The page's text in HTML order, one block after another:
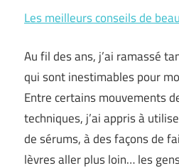
Les meilleurs conseils de
Au fil des ans, j’ai ramassé
qui sont inestimables pour
Entre certains mouvements
techniques, j’ai appris à
de sérums, à des façons de
lèvres aller plus loin… les